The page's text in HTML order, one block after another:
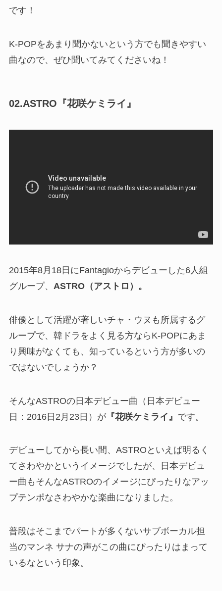
です！
K-POPをあまり聞かないという方でも聞きやすい
曲なので、ぜひ聞いてみてくださいね！
02.ASTRO『花咲ケミライ』
2015年8月18日にFantagioからデビューした6人組
グループ、 ASTRO（アストロ）。
俳優として活躍が著しいチャ・ウヌも所属するグ
ループで、韓ドラをよく見る方ならK-POPにあま
り興味がなくても、知っているという方が多いの
ではないでしょうか？
そんなASTROの日本デビュー曲（日本デビュー
日：2016日2月23日）が『花咲ケミライ』 です。
デビューしてから長い間、ASTROといえば明るく
てさわやかというイメージでしたが、日本デビュ
ー曲もそんなASTROのイメージにぴったりなアッ
プテンポなさわやかな楽曲になりました。
普段はそこまでパートが多くないサブボーカル担
当のマンネ サナの声がこの曲にぴったりはまって
いるなという印象。